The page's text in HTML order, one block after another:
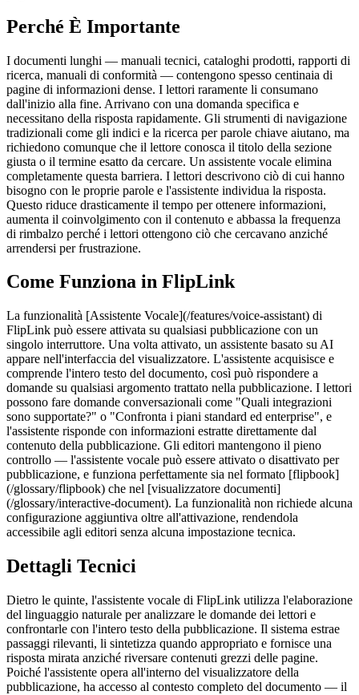
Perché È Importante
I documenti lunghi — manuali tecnici, cataloghi prodotti, rapporti di
ricerca, manuali di conformità — contengono spesso centinaia di
pagine di informazioni dense. I lettori raramente li consumano
dall'inizio alla fine. Arrivano con una domanda specifica e
necessitano della risposta rapidamente. Gli strumenti di navigazione
tradizionali come gli indici e la ricerca per parole chiave aiutano, ma
richiedono comunque che il lettore conosca il titolo della sezione
giusta o il termine esatto da cercare. Un assistente vocale elimina
completamente questa barriera. I lettori descrivono ciò di cui hanno
bisogno con le proprie parole e l'assistente individua la risposta.
Questo riduce drasticamente il tempo per ottenere informazioni,
aumenta il coinvolgimento con il contenuto e abbassa la frequenza
di rimbalzo perché i lettori ottengono ciò che cercavano anziché
arrendersi per frustrazione.
Come Funziona in FlipLink
La funzionalità [Assistente Vocale](/features/voice-assistant) di
FlipLink può essere attivata su qualsiasi pubblicazione con un
singolo interruttore. Una volta attivato, un assistente basato su AI
appare nell'interfaccia del visualizzatore. L'assistente acquisisce e
comprende l'intero testo del documento, così può rispondere a
domande su qualsiasi argomento trattato nella pubblicazione. I lettori
possono fare domande conversazionali come "Quali integrazioni
sono supportate?" o "Confronta i piani standard ed enterprise", e
l'assistente risponde con informazioni estratte direttamente dal
contenuto della pubblicazione. Gli editori mantengono il pieno
controllo — l'assistente vocale può essere attivato o disattivato per
pubblicazione, e funziona perfettamente sia nel formato [flipbook]
(/glossary/flipbook) che nel [visualizzatore documenti]
(/glossary/interactive-document). La funzionalità non richiede alcuna
configurazione aggiuntiva oltre all'attivazione, rendendola
accessibile agli editori senza alcuna impostazione tecnica.
Dettagli Tecnici
Dietro le quinte, l'assistente vocale di FlipLink utilizza l'elaborazione
del linguaggio naturale per analizzare le domande dei lettori e
confrontarle con l'intero testo della pubblicazione. Il sistema estrae
passaggi rilevanti, li sintetizza quando appropriato e fornisce una
risposta mirata anziché riversare contenuti grezzi delle pagine.
Poiché l'assistente opera all'interno del visualizzatore della
pubblicazione, ha accesso al contesto completo del documento — il